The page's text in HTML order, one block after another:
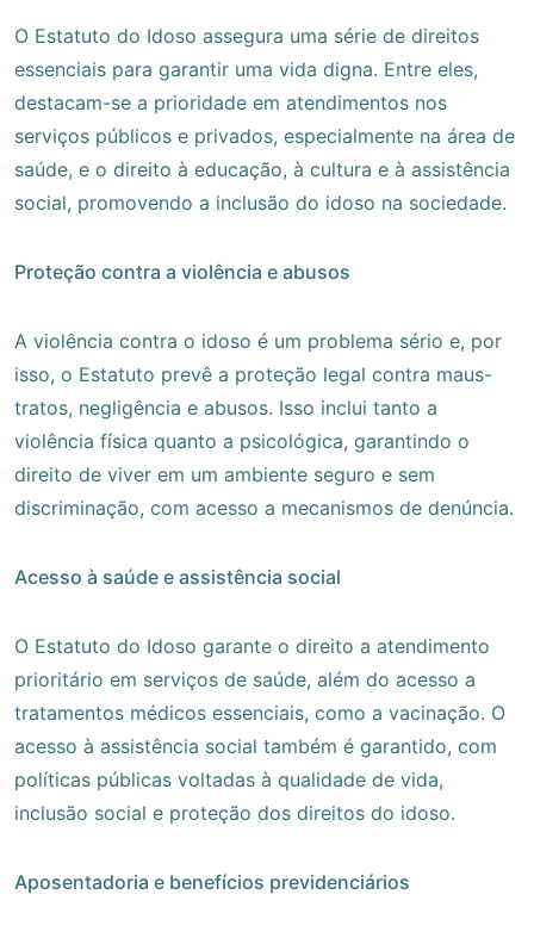
O Estatuto do Idoso assegura uma série de direitos
essenciais para garantir uma vida digna. Entre eles,
destacam-se a prioridade em atendimentos nos
serviços públicos e privados, especialmente na área de
saúde, e o direito à educação, à cultura e à assistência
social, promovendo a inclusão do idoso na sociedade.
Proteção contra a violência e abusos
A violência contra o idoso é um problema sério e, por
isso, o Estatuto prevê a proteção legal contra maus-
tratos, negligência e abusos. Isso inclui tanto a
violência física quanto a psicológica, garantindo o
direito de viver em um ambiente seguro e sem
discriminação, com acesso a mecanismos de denúncia.
Acesso à saúde e assistência social
O Estatuto do Idoso garante o direito a atendimento
prioritário em serviços de saúde, além do acesso a
tratamentos médicos essenciais, como a vacinação. O
acesso à assistência social também é garantido, com
políticas públicas voltadas à qualidade de vida,
inclusão social e proteção dos direitos do idoso.
Aposentadoria e benefícios previdenciários